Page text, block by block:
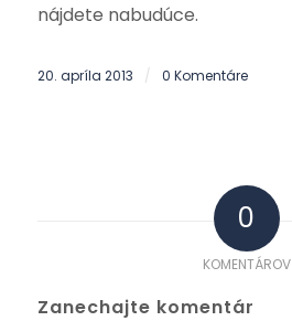
nájdete nabudúce.
20. apríla 2013 / 0 Komentáre
0
KOMENTÁROV
Zanechajte komentár